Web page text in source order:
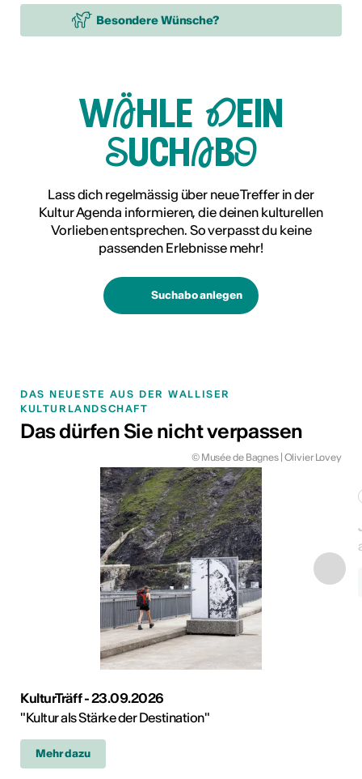
Besondere Wünsche?
wÄhle Dein
SuchAbO
Lass dich regelmässig über neue Treffer in der
Kultur Agenda informieren, die deinen kulturellen
Vorlieben entsprechen. So verpasst du keine
passenden Erlebnisse mehr!
Suchabo anlegen
DAS NEUESTE AUS DER WALLISER
KULTURLANDSCHAFT
Das dürfen Sie nicht verpassen
© Musée de Bagnes | Olivier Lovey
KulturTräff - 23.09.2026
"Kultur als Stärke der Destination"
Mehr dazu